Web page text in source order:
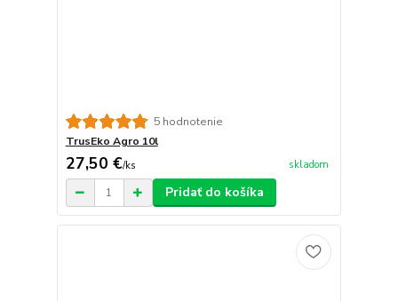
5 hodnotenie
TrusEko Agro 10l
27,50 €/ks skladom
Pridať do košíka